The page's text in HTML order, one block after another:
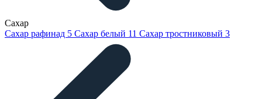
Сахар
Сахар рафинад 5 Сахар белый 11 Сахар тростниковый 3